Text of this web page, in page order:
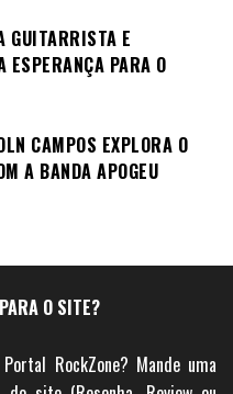
GUITARRISTA E
ESPERANÇA PARA O
CAMPOS EXPLORA O
A BANDA APOGEU
O SITE?
RockZone? Mande uma